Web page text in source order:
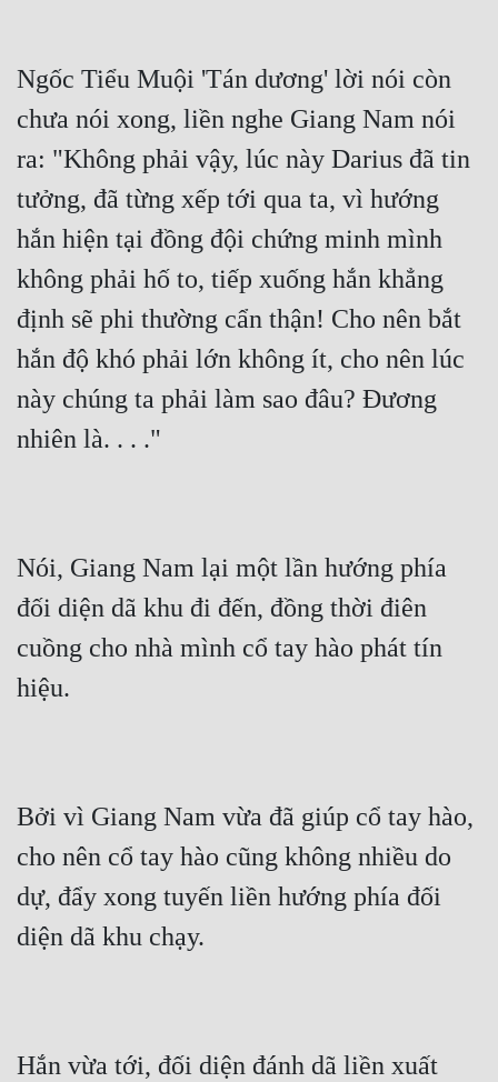
Ngốc Tiểu Muội 'Tán dương' lời nói còn
chưa nói xong, liền nghe Giang Nam nói
ra: "Không phải vậy, lúc này Darius đã tin
tưởng, đã từng xếp tới qua ta, vì hướng
hắn hiện tại đồng đội chứng minh mình
không phải hố to, tiếp xuống hắn khẳng
định sẽ phi thường cẩn thận! Cho nên bắt
hắn độ khó phải lớn không ít, cho nên lúc
này chúng ta phải làm sao đâu? Đương
nhiên là. . . ."
Nói, Giang Nam lại một lần hướng phía
đối diện dã khu đi đến, đồng thời điên
cuồng cho nhà mình cổ tay hào phát tín
hiệu.
Bởi vì Giang Nam vừa đã giúp cổ tay hào,
cho nên cổ tay hào cũng không nhiều do
dự, đẩy xong tuyến liền hướng phía đối
diện dã khu chạy.
Hắn vừa tới, đối diện đánh dã liền xuất